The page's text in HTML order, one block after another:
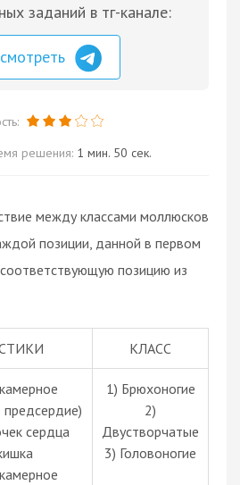
заданий в тг-канале:
решения: 1 мин. 50 сек.
между классами моллюсков
позиции, данной в первом
позицию из
КЛАСС
сердца
1) Брюхоногие
2)
Двустворчатые
3) Головоногие